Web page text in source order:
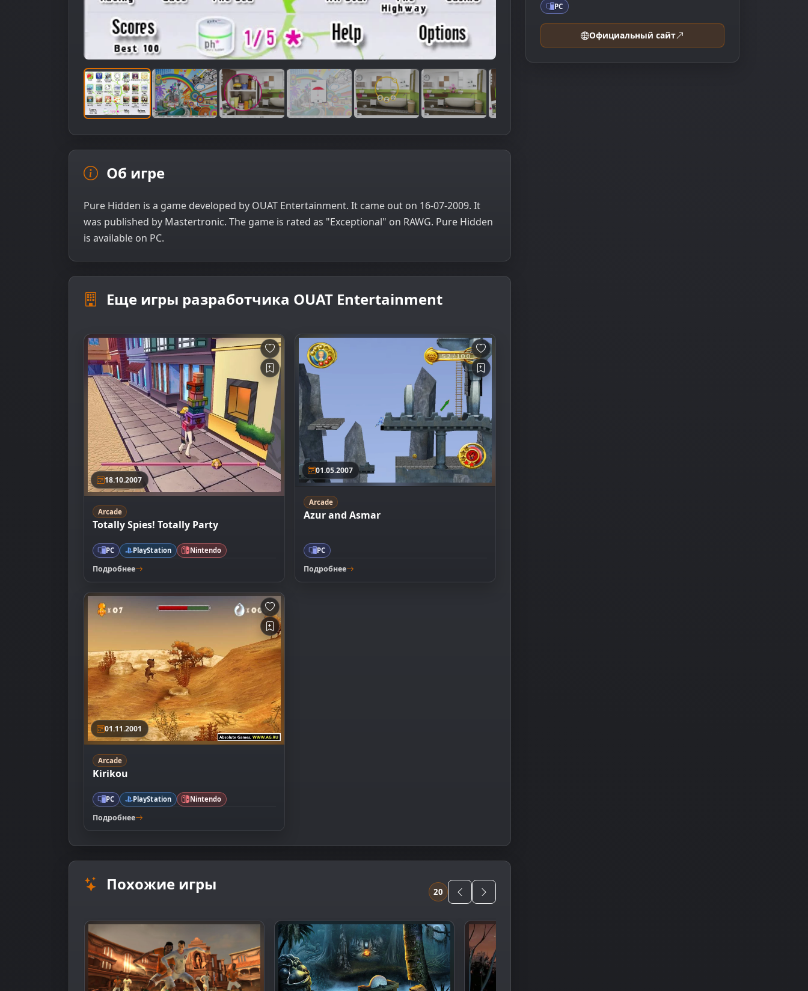
Об игре
Pure Hidden is a game developed by OUAT Entertainment. It came out on 16-07-2009. It
was published by Mastertronic. The game is rated as "Exceptional" on RAWG. Pure Hidden
is available on PC.
Еще игры разработчика OUAT Entertainment
18.10.2007
Arcade
Totally Spies! Totally Party
PC PlayStation Nintendo
Подробнее
01.05.2007
Arcade
Azur and Asmar
PC
Подробнее
01.11.2001
Arcade
Kirikou
PC PlayStation Nintendo
Подробнее
Похожие игры 20
PC
Официальный сайт